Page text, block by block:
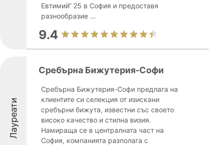
Евтимий“ 25 в София и предоставя
разнообразие ...
9.4
Лауреати
Сребърна Бижутерия-Софи
Сребърна Бижутерия-Софи предлага на
клиентите си селекция от изискани
сребърни бижута, известни със своето
високо качество и стилна визия.
Намираща се в централната част на
София, компанията разполага с